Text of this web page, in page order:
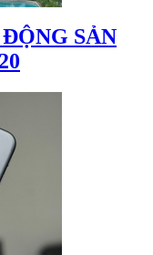
SẢN